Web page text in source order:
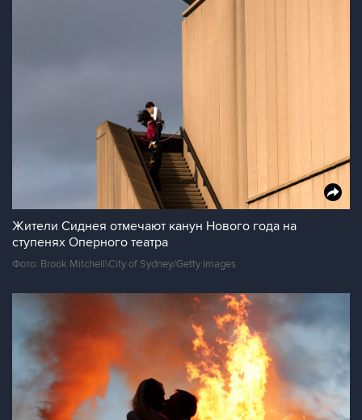
Жители Сиднея отмечают канун Нового года на
ступенях Оперного театра
Фото: Brook Mitchell\City of Sydney/Getty Images